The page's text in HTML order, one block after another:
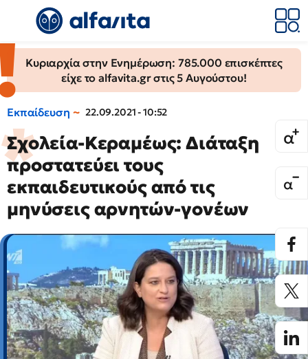
Κυριαρχία στην Ενημέρωση: 785.000 επισκέπτες
είχε το alfavita.gr στις 5 Αυγούστου!
Εκπαίδευση 22.09.2021 - 10:52
Σχολεία-Κεραμέως: Διάταξη
προστατεύει τους
εκπαιδευτικούς από τις
μηνύσεις αρνητών-γονέων